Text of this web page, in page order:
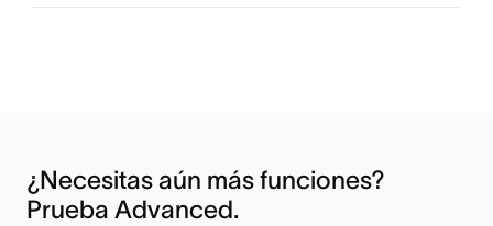
¿Necesitas aún más funciones?
Prueba Advanced.